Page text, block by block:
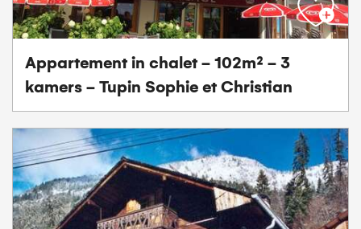
Appartement in chalet - 102m² - 3
kamers - Tupin Sophie et Christian